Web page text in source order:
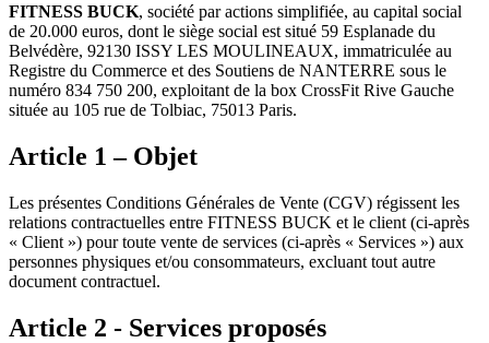
FITNESS BUCK, société par actions simplifiée, au capital social
de 20.000 euros, dont le siège social est situé 59 Esplanade du
Belvédère, 92130 ISSY LES MOULINEAUX, immatriculée au
Registre du Commerce et des Soutiens de NANTERRE sous le
numéro 834 750 200, exploitant de la box CrossFit Rive Gauche
située au 105 rue de Tolbiac, 75013 Paris.
Article 1 – Objet
Les présentes Conditions Générales de Vente (CGV) régissent les
relations contractuelles entre FITNESS BUCK et le client (ci-après
« Client ») pour toute vente de services (ci-après « Services ») aux
personnes physiques et/ou consommateurs, excluant tout autre
document contractuel.
Article 2 - Services proposés